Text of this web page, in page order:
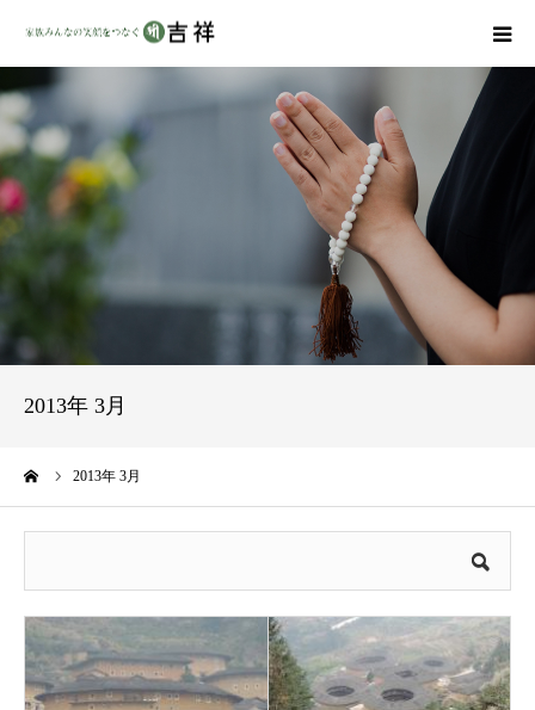
2013年 3月
2013年 3月
商品ラインナップ
墓地・霊園を探す
吉祥の特徴